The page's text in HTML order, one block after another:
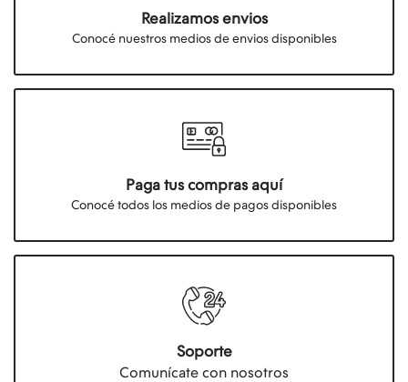
Realizamos envios
Conocé nuestros medios de envios disponibles
Paga tus compras aquí
Conocé todos los medios de pagos disponibles
Soporte
Comunícate con nosotros